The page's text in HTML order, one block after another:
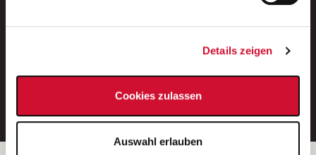
Details zeigen
Cookies zulassen
Auswahl erlauben
E-Mail-Adresse eintragen